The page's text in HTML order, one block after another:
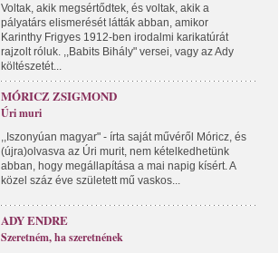
Voltak, akik megsértődtek, és voltak, akik a
pályatárs elismerését látták abban, amikor
Karinthy Frigyes 1912-ben irodalmi karikatúrát
rajzolt róluk. ,,Babits Bihály" versei, vagy az Ady
költészetét...
MÓRICZ ZSIGMOND
Úri muri
,,Iszonyúan magyar" - írta saját művéről Móricz, és
(újra)olvasva az Úri murit, nem kételkedhetünk
abban, hogy megállapítása a mai napig kísért. A
közel száz éve született mű vaskos...
ADY ENDRE
Szeretném, ha szeretnének